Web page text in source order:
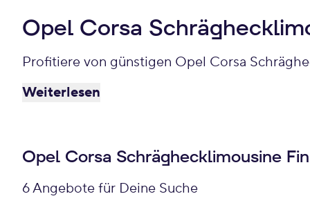
Opel Corsa
Profitiere von günstigen Opel Corsa
Weiterlesen
Opel Corsa Schräghecklimousine
6 Angebote für Deine Suche